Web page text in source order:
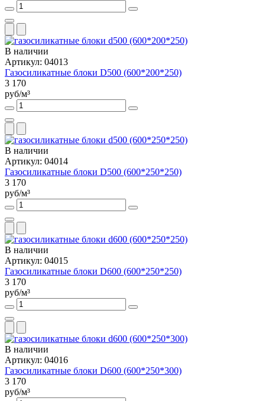
В наличии
Артикул: 04013
Газосиликатные блоки D500 (600*200*250)
3 170
руб/м³
В наличии
Артикул: 04014
Газосиликатные блоки D500 (600*250*250)
3 170
руб/м³
В наличии
Артикул: 04015
Газосиликатные блоки D600 (600*250*250)
3 170
руб/м³
В наличии
Артикул: 04016
Газосиликатные блоки D600 (600*250*300)
3 170
руб/м³